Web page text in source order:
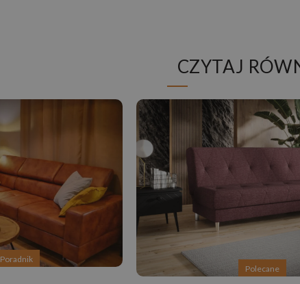
CZYTAJ
Poradnik
Polecane